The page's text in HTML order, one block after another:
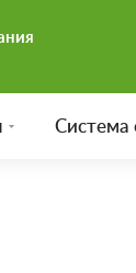
Система